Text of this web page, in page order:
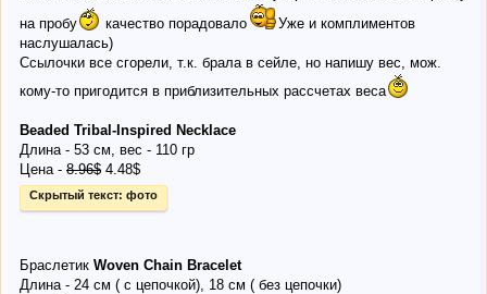
на пробу
качество порадовало
Уже и комплиментов
наслушалась)
Сcылочки все сгорели, т.к. брала в сейле, но напишу вес, мож.
кому-то пригодится в приблизительных рассчетах веса
Beaded Tribal-Inspired Necklace
Длина - 53 см, вес - 110 гр
Цена - 8.96$ 4.48$
Скрытый текст: фото
Браслетик Woven Chain Bracelet
Длина - 24 см ( с цепочкой), 18 см ( без цепочки)